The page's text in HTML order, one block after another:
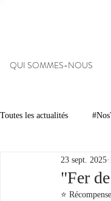
QUI SOMMES-NOUS
Toutes les actualités
Chambre d’Amour
"Fer
23 sept. 2025
⭐️